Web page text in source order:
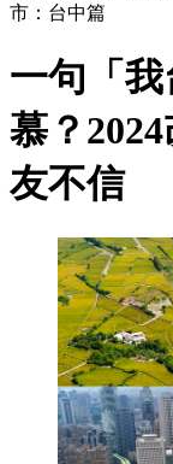
市：台中篇
一句「
慕？
友不信